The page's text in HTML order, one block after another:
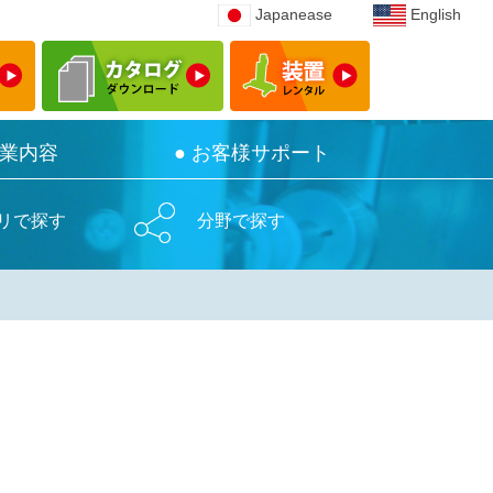
Japanease English
内容 ● お客様サポート
Japanease English
内容 ● お客様サポート
で探す 分野で探す